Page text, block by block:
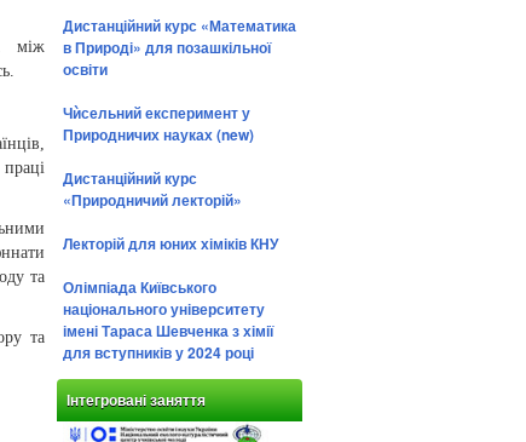
між
та
та
Дистанційний курс «Математика
в Природі» для позашкільної
освіти
Чѝсельний експеримент у
Природничих науках (new)
Дистанційний курс
«Природничий лекторій»
Лекторій для юних хіміків КНУ
Олімпіада Київського
національного університету
імені Тараса Шевченка з хімії
для вступників у 2024 році
Інтегровані заняття